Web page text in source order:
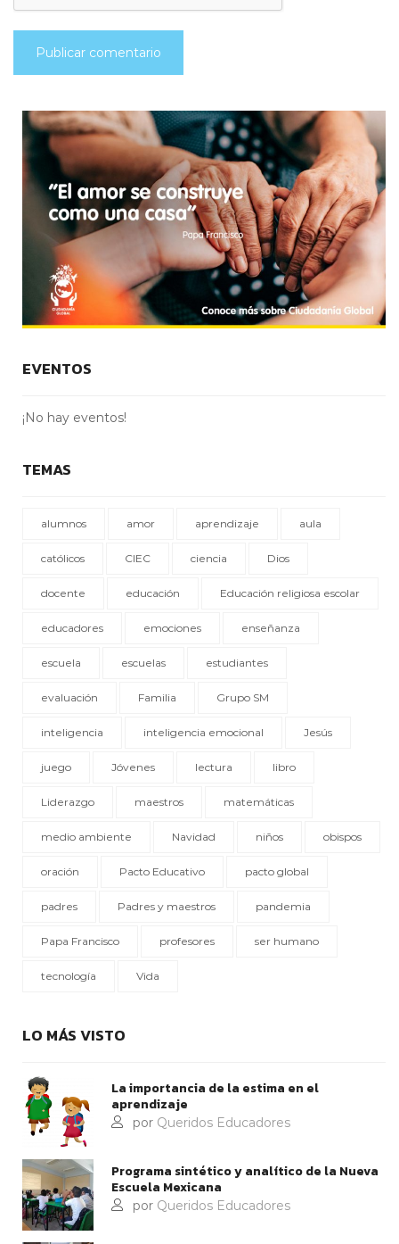
EVENTOS
¡No hay eventos!
TEMAS
alumnos amor aprendizaje aula
católicos CIEC ciencia Dios
docente educación Educación religiosa escolar
educadores emociones enseñanza
escuela escuelas estudiantes
evaluación Familia Grupo SM
inteligencia inteligencia emocional Jesús
juego Jóvenes lectura libro
Liderazgo maestros matemáticas
medio ambiente Navidad niños obispos
oración Pacto Educativo pacto global
padres Padres y maestros pandemia
Papa Francisco profesores ser humano
tecnología Vida
LO MÁS VISTO
La importancia de la estima en el
aprendizaje
por Queridos Educadores
Programa sintético y analítico de la Nueva
Escuela Mexicana
por Queridos Educadores